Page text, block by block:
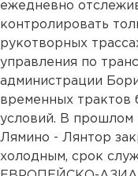
ежедневно
контролировать
рукотворных
управления по
администрации
временных трактов
условий. В прошлом
Лямино - Лянтор
холодным, срок